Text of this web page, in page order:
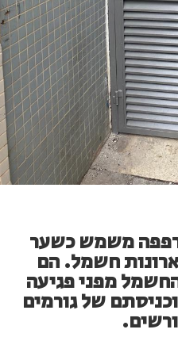
משמש כשער
ארונות חשמל. הם
מפני פגיעה
של גורמים